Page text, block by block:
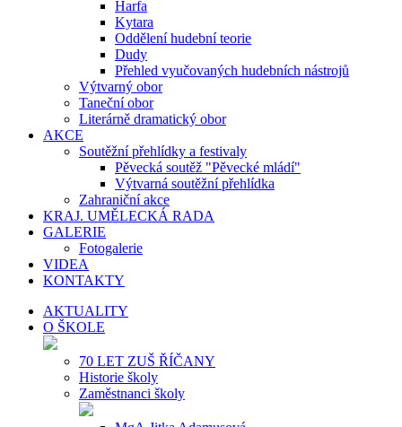
Harfa
Kytara
Oddělení hudební teorie
Dudy
Přehled vyučovaných hudebních nástrojů
Výtvarný obor
Taneční obor
Literárně dramatický obor
AKCE
Soutěžní přehlídky a festivaly
Pěvecká soutěž "Pěvecké mládí"
Výtvarná soutěžní přehlídka
Zahraniční akce
KRAJ. UMĚLECKÁ RADA
GALERIE
Fotogalerie
VIDEA
KONTAKTY
AKTUALITY
O ŠKOLE
70 LET ZUŠ ŘÍČANY
Historie školy
Zaměstnanci školy